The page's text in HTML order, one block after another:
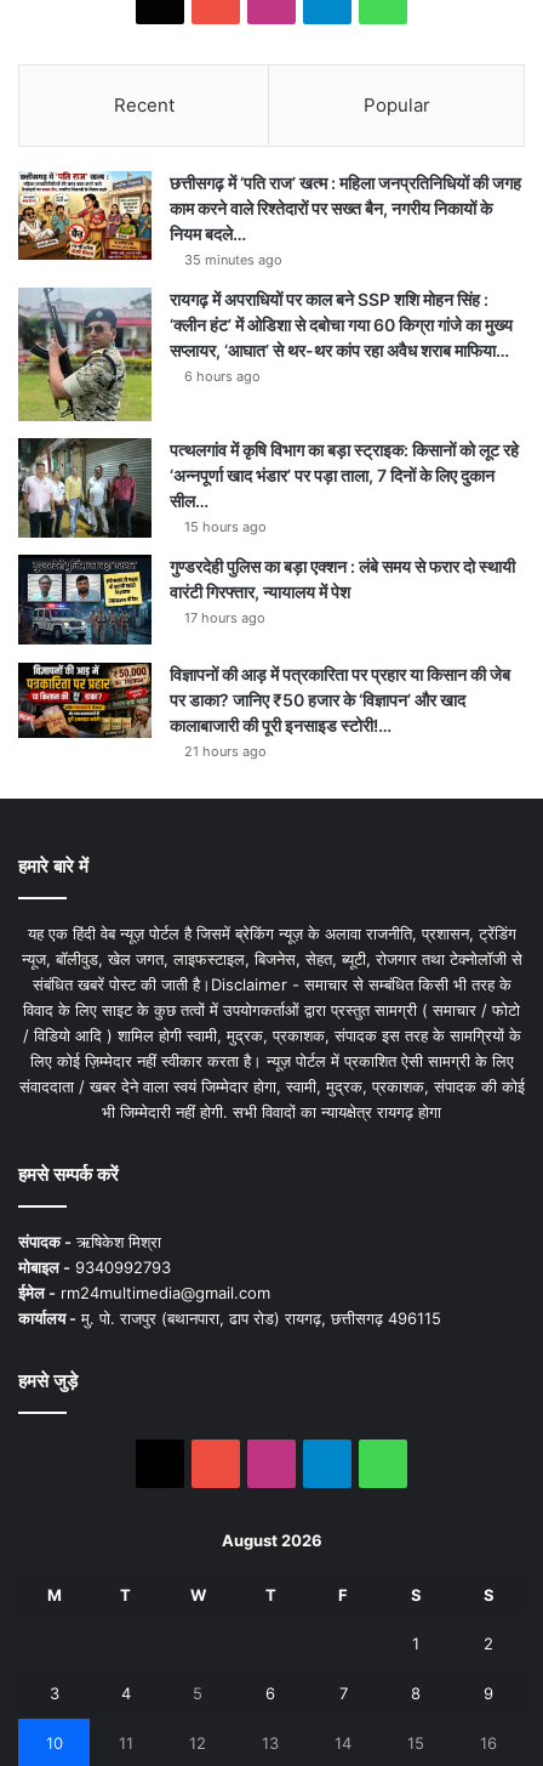
Recent Popular
छत्तीसगढ़ में ‘पति राज’ खत्म : महिला जनप्रतिनिधियों की जगह
काम करने वाले रिश्तेदारों पर सख्त बैन, नगरीय निकायों के
नियम बदले…
35 minutes ago
रायगढ़ में अपराधियों पर काल बने SSP शशि मोहन सिंह :
‘क्लीन हंट’ में ओडिशा से दबोचा गया 60 किग्रा गांजे का मुख्य
सप्लायर, ‘आघात’ से थर-थर कांप रहा अवैध शराब माफिया…
6 hours ago
पत्थलगांव में कृषि विभाग का बड़ा स्ट्राइक: किसानों को लूट रहे
‘अन्नपूर्णा खाद भंडार’ पर पड़ा ताला, 7 दिनों के लिए दुकान
सील…
15 hours ago
गुण्डरदेही पुलिस का बड़ा एक्शन : लंबे समय से फरार दो स्थायी
वारंटी गिरफ्तार, न्यायालय में पेश
17 hours ago
विज्ञापनों की आड़ में पत्रकारिता पर प्रहार या किसान की जेब
पर डाका? जानिए ₹50 हजार के ‘विज्ञापन’ और खाद
कालाबाजारी की पूरी इनसाइड स्टोरी!…
21 hours ago
हमारे बारे में
यह एक हिंदी वेब न्यूज़ पोर्टल है जिसमें ब्रेकिंग न्यूज़ के अलावा राजनीति, प्रशासन, ट्रेंडिंग
न्यूज, बॉलीवुड, खेल जगत, लाइफस्टाइल, बिजनेस, सेहत, ब्यूटी, रोजगार तथा टेक्नोलॉजी से
संबंधित खबरें पोस्ट की जाती है।Disclaimer - समाचार से सम्बंधित किसी भी तरह के
विवाद के लिए साइट के कुछ तत्वों में उपयोगकर्ताओं द्वारा प्रस्तुत सामग्री ( समाचार / फोटो
/ विडियो आदि ) शामिल होगी स्वामी, मुद्रक, प्रकाशक, संपादक इस तरह के सामग्रियों के
लिए कोई ज़िम्मेदार नहीं स्वीकार करता है। न्यूज़ पोर्टल में प्रकाशित ऐसी सामग्री के लिए
संवाददाता / खबर देने वाला स्वयं जिम्मेदार होगा, स्वामी, मुद्रक, प्रकाशक, संपादक की कोई
भी जिम्मेदारी नहीं होगी. सभी विवादों का न्यायक्षेत्र रायगढ़ होगा
हमसे सम्पर्क करें
संपादक -ऋषिकेश मिश्रा
मोबाइल - 9340992793
ईमेल - rm24multimedia@gmail.com
कार्यालय -मु. पो. राजपुर (बथानपारा, ढाप रोड) रायगढ़, छत्तीसगढ़ 496115
हमसे जुड़े
August 2026
M T W T F S S
1 2
3 4 5 6 7 8 9
10 11 12 13 14 15 16